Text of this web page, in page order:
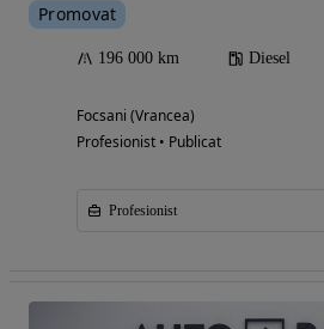
Promovat
196 000 km Diesel
Focsani (Vrancea)
Profesionist • Publicat
Profesionist